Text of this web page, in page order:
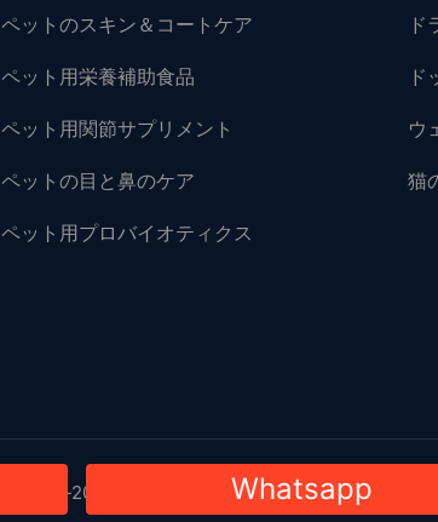
ペットのスキン＆コートケア
ペット用栄養補助食品
ペット用関節サプリメント
ペットの目と鼻のケア
ペット用プロバイオティクス
ド
ド
ウ
猫
Whatsapp
© 2023-2024.無断複写・転載を禁じます。 著作権